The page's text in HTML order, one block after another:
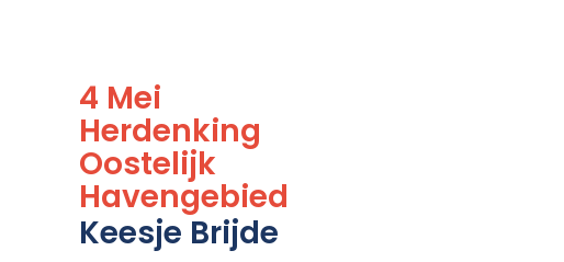
4 Mei
Herdenking
Oostelijk
Havengebied
Keesje Brijde